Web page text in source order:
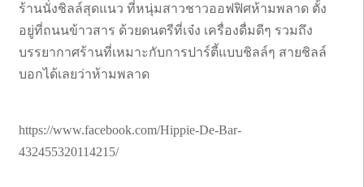
ร้านนั่งชิลล์สุดแนว ที่หนุ่มสาวชาวออฟฟิศห้ามพลาด ตั้ง
อยู่ที่ถนนข้าวสาร ด้วยดนตรีที่เจ๋ง เครื่องดื่มดีๆ รวมถึง
บรรยากาศร้านที่เหมาะกับการปาร์ตี้แบบชิลล์ๆ สายชิลล์
บอกได้เลยว่าห้ามพลาด
https://www.facebook.com/Hippie-De-Bar-
432455320114215/